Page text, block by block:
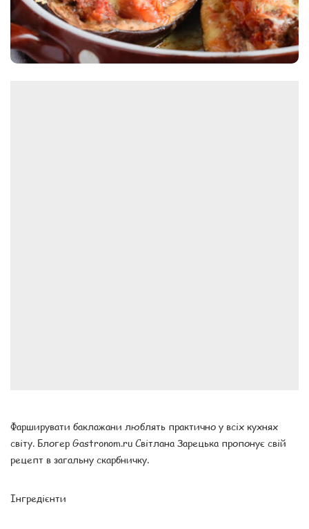
Фарширувати баклажани люблять практично у всіх кухнях
світу. Блогер Gastronom.ru Світлана Зарецька пропонує свій
рецепт в загальну скарбничку.
Інгредієнти